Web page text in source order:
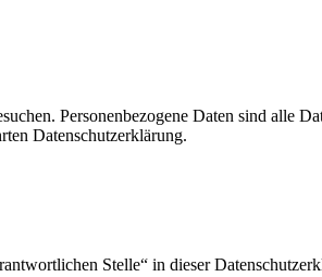
Personenbezogene Daten sind alle
Datenschutzerklärung.
Stelle“ in dieser